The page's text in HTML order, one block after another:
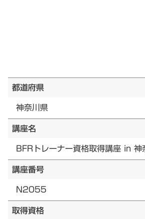
都道府県
神奈川県
講座名
BFRトレーナー資格取得講座 in 神
講座番号
N2055
取得資格